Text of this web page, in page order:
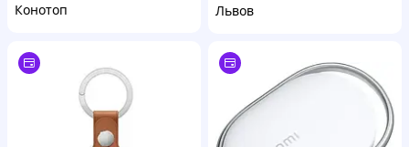
Конотоп
Львов